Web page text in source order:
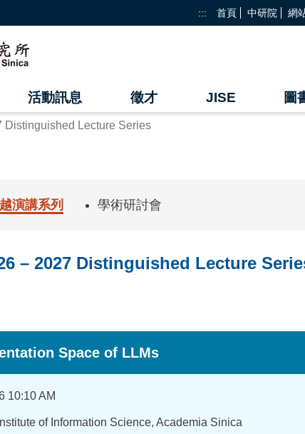
::: 首頁 中研院 網
活動訊息 徵才 JISE 圖
Distinguished Lecture Series
演講系列 學術研討會
– 2027 Distinguished Lecture
Space of LLMs
10:10 AM
of Information Science, Academia Sinica